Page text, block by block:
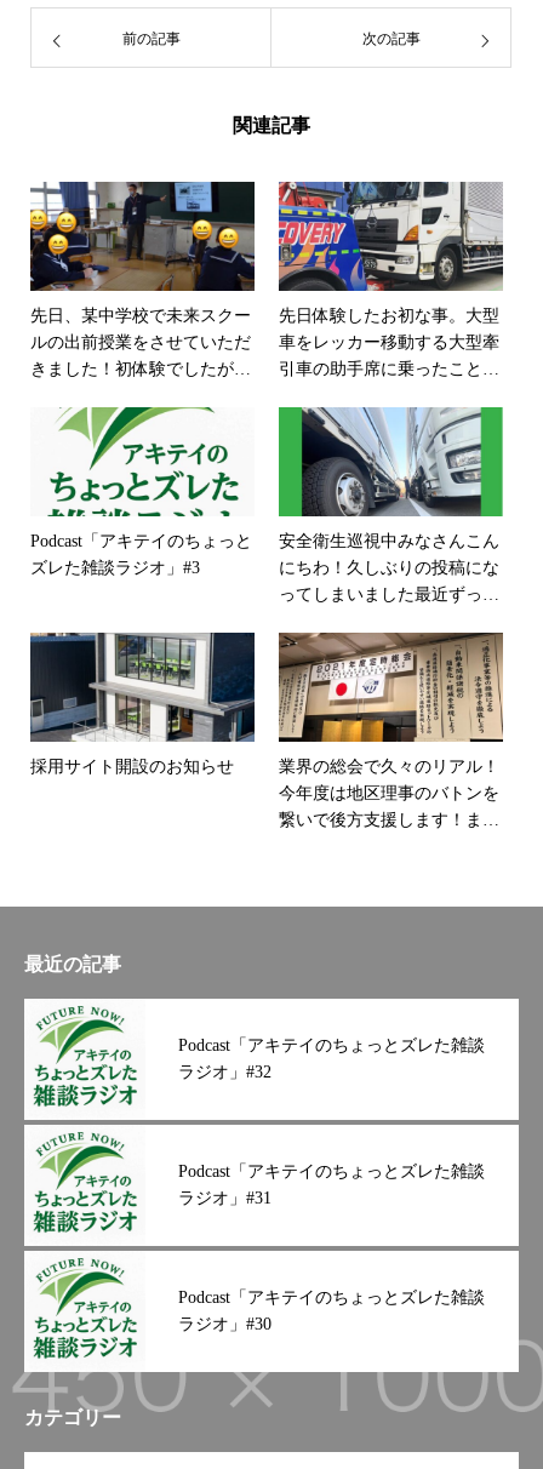
前の記事 次の記事
関連記事
先日、某中学校で未来スクー
ルの出前授業をさせていただ
きました！初体験でしたが、
から学ばせてもらいました(^
職業になる #今という瞬間を
最高のものとする #今をつな
ぐ #当たり前のことを当たり
前に
先日体験したお初な事。大型
車をレッカー移動する大型牽
引車の助手席に乗ったこと。
レッカー車と手際良く作業を
される担当者さんは、ホント
かっこよかった️これぞプロ！
と感心しつつ、現実に戻ると
どえらい凹むのでした。。。
Podcast「アキテイのちょっと
ズレた雑談ラジオ」#3
安全衛生巡視中みなさんこん
にちわ！久しぶりの投稿にな
ってしまいました最近ずっと
も、南海トラフ地震の注意報
が出されている状態ですが、
皆さんは何か対策は取られて
いるでしょうか？ただただ、
地震が来ないことを祈ること
しかできないかもしれません
が。。。当社ではBCP自然災
害や事件、テロといった緊急
全衛生巡視も兼ねてトラック
が起きるか否かわからないも
けるだけでなく、できるとこ
ーン経営#健康経営#９０周年
トラフ地震に備えて
採用サイト開設のお知らせ
業界の総会で久々のリアル！
今年度は地区理事のバトンを
繋いで後方支援します！まだ
最近の記事
Podcast「アキテイのちょっとズレた雑談
ラジオ」#32
Podcast「アキテイのちょっとズレた雑談
ラジオ」#31
Podcast「アキテイのちょっとズレた雑談
ラジオ」#30
カテゴリー